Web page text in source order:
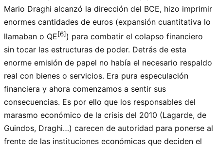
Mario Draghi alcanzó la dirección del BCE, hizo imprimir
enormes cantidades de euros (expansión cuantitativa lo
llamaban o QE[6] ) para combatir el colapso financiero
sin tocar las estructuras de poder. Detrás de esta
enorme emisión de papel no había el necesario respaldo
real con bienes o servicios. Era pura especulación
financiera y ahora comenzamos a sentir sus
consecuencias. Es por ello que los responsables del
marasmo económico de la crisis del 2010 (Lagarde, de
Guindos, Draghi…) carecen de autoridad para ponerse al
frente de las instituciones económicas que deciden el